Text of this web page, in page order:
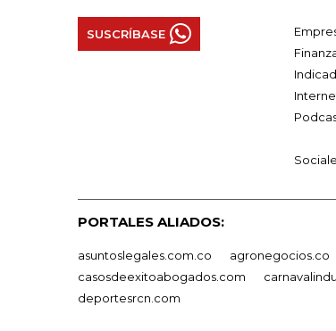
SUSCRÍBASE
PORTALES ALIADOS:
asuntoslegales.com.co agronegocios.co
casosdeexitoabogados.com
deportesrcn.com